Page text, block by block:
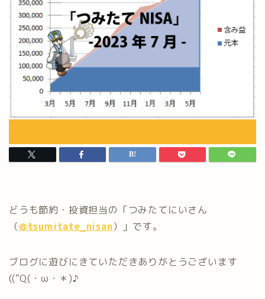
どうも節約・投資担当の「つみたてにいさん
（@tsumitate_nisan）」です。
ブログに遊びにきていただきありがとうございます
((“Q(・ω・＊)♪